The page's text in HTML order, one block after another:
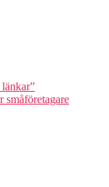
småföretagare